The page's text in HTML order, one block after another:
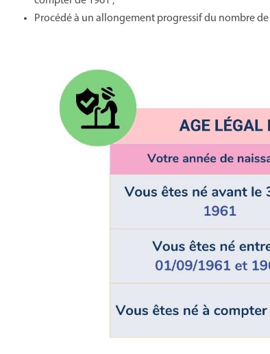
Procédé à un allongement progressif du nombre